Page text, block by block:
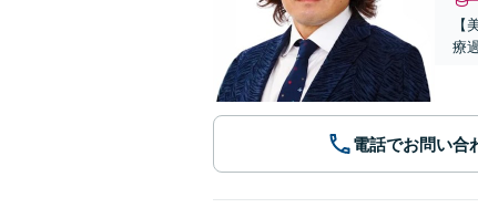
【
療
電話でお問い合